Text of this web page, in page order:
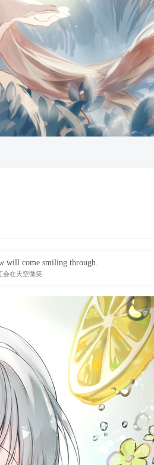
will come smiling through.
会在天空微笑